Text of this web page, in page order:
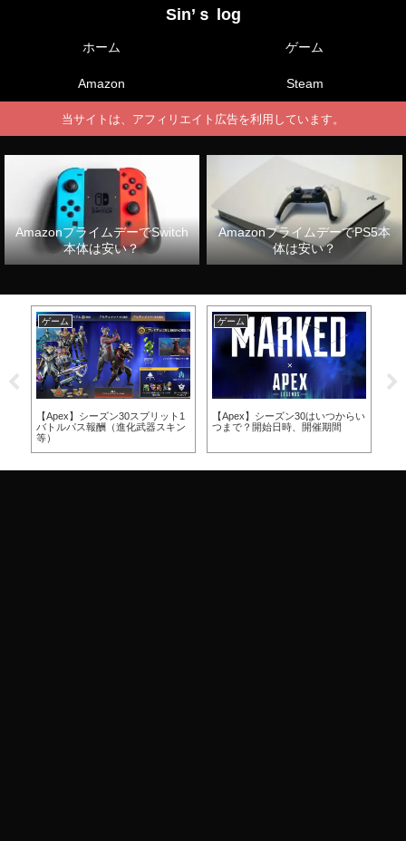
Sin’ｓ log
ホーム ゲーム
Amazon Steam
当サイトは、アフィリエイト広告を利用しています。
AmazonプライムデーでSwitch
本体は安い？
AmazonプライムデーでPS5本
体は安い？
ゲーム
【Apex】シーズン30スプリット1
バトルパス報酬（進化武器スキン
等）
ゲーム
【Apex】シーズン30はいつからい
つまで？開始日時、開催期間